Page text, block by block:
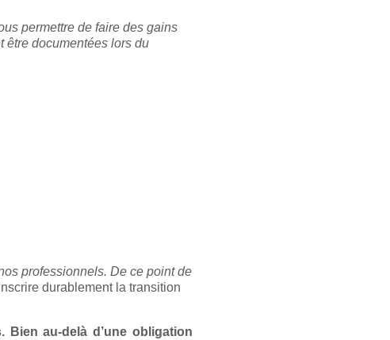
permettre de faire des gains
être documentées lors du
professionnels. De ce point de
durablement la transition
au-delà d’une obligation